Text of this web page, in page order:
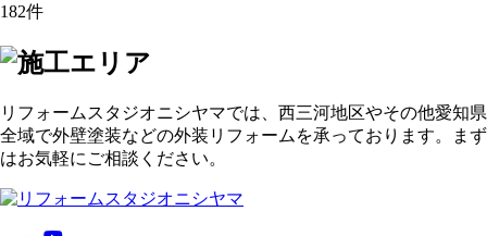
182件
リフォームスタジオニシヤマでは、西三河地区やその他愛知県
全域で外壁塗装などの外装リフォームを承っております。まず
はお気軽にご相談ください。